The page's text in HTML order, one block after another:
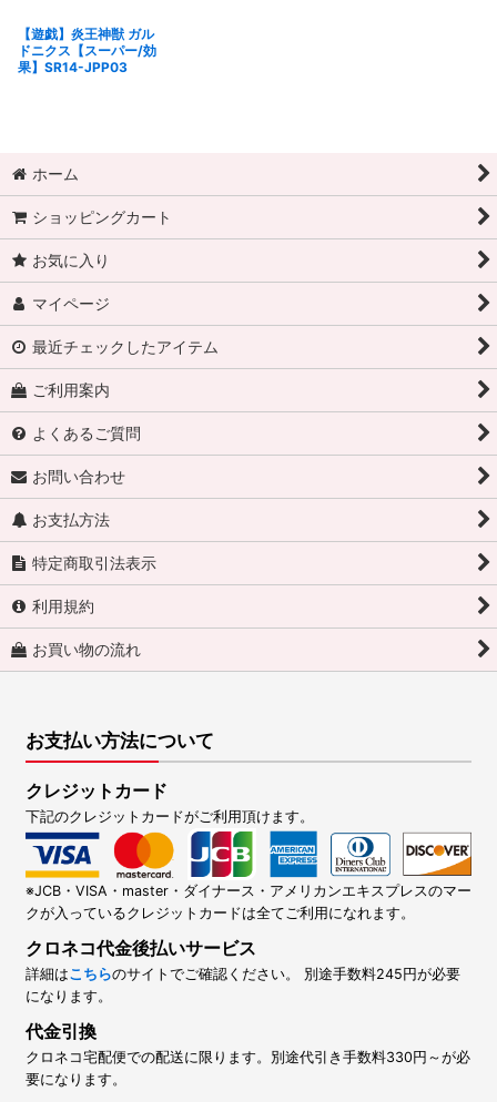
【遊戯】炎王神獣 ガル
ドニクス【スーパー/効
果】SR14-JPP03
ホーム
ショッピングカート
お気に入り
マイページ
最近チェックしたアイテム
ご利用案内
よくあるご質問
お問い合わせ
お支払方法
特定商取引法表示
利用規約
お買い物の流れ
お支払い方法について
クレジットカード
下記のクレジットカードがご利用頂けます。
※JCB・VISA・master・ダイナース・アメリカンエキスプレスのマー
クが入っているクレジットカードは全てご利用になれます。
クロネコ代金後払いサービス
詳細はこちらのサイトでご確認ください。 別途手数料245円が必要
になります。
代金引換
クロネコ宅配便での配送に限ります。別途代引き手数料330円～が必
要になります。